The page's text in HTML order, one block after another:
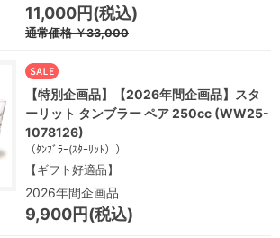
11,000円(税込)
通常価格￥33,000
【特別企画品】【2026年間企画品】スタ
ーリット タンブラー ペア 250cc (WW25-
1078126)
（ﾀﾝﾌﾞﾗｰ(ｽﾀｰﾘｯﾄ））
【ギフト好適品】
2026年間企画品
9,900円(税込)